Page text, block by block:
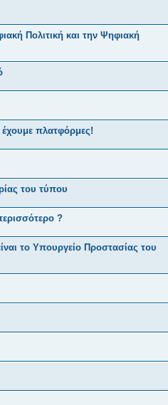
Πολιτική και την Ψηφιακή
πλατφόρμες!
του τύπου
?
το Υπουργείο Προστασίας του